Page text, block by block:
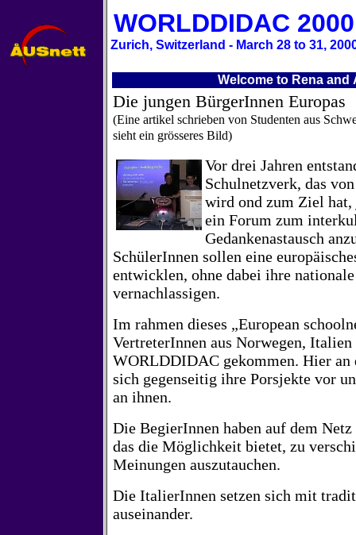
WORLDDIDAC
Zurich, Switzerland - March 28 to 31,
Welcome to Rena
Die jungen BürgerInnen Europas
(Eine artikel schrieben von Studenten aus
sieht ein grösseres Bild)
Vor drei Jahren
Schulnetzverk, das
wird ond zum Ziel hat,
ein Forum zum
Gedankenastausch
SchülerInnen sollen eine
entwicklen, ohne dabei ihre
vernachlassigen.
Im rahmen dieses „European
VertreterInnen aus Norwegen,
WORLDDIDAC gekommen. Hier an
sich gegenseitig ihre Porsjekte vor
an ihnen.
Die BegierInnen haben auf dem
das die Möglichkeit bietet, zu
Meinungen auszutauchen.
Die ItalierInnen setzen sich mit
auseinander.